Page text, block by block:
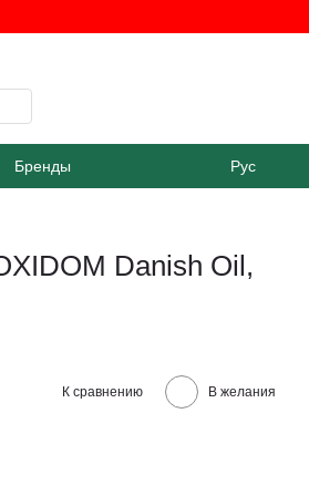
Бренды Рус
Danish Oil,
К сравнению В желания